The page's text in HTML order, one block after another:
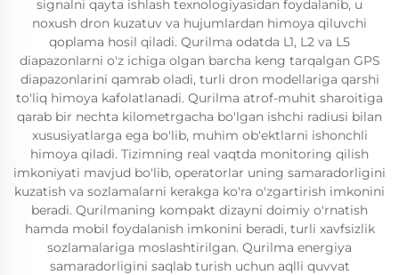
signalni qayta ishlash texnologiyasidan foydalanib, u
noxush dron kuzatuv va hujumlardan himoya qiluvchi
qoplama hosil qiladi. Qurilma odatda L1, L2 va L5
diapazonlarni o'z ichiga olgan barcha keng tarqalgan GPS
diapazonlarini qamrab oladi, turli dron modellariga qarshi
to'liq himoya kafolatlanadi. Qurilma atrof-muhit sharoitiga
qarab bir nechta kilometrgacha bo'lgan ishchi radiusi bilan
xususiyatlarga ega bo'lib, muhim ob'ektlarni ishonchli
himoya qiladi. Tizimning real vaqtda monitoring qilish
imkoniyati mavjud bo'lib, operatorlar uning samaradorligini
kuzatish va sozlamalarni kerakga ko'ra o'zgartirish imkonini
beradi. Qurilmaning kompakt dizayni doimiy o'rnatish
hamda mobil foydalanish imkonini beradi, turli xavfsizlik
sozlamalariga moslashtirilgan. Qurilma energiya
samaradorligini saqlab turish uchun aqlli quvvat